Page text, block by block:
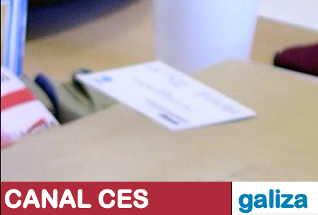
CANAL CES galiza